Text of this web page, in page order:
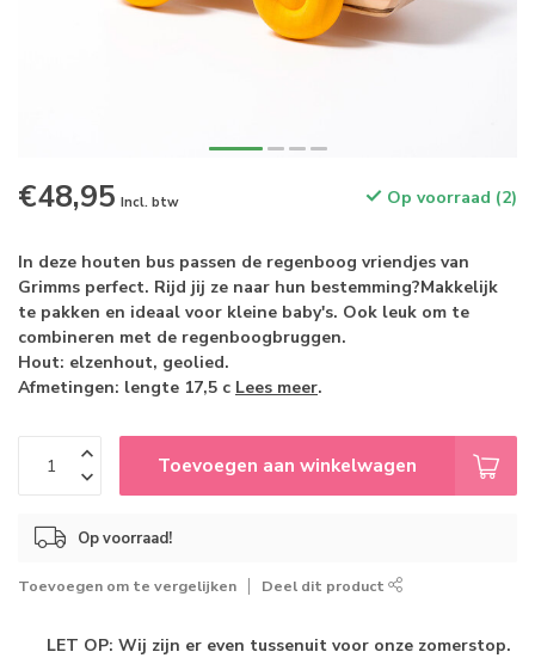
€48,95 Incl. btw Op voorraad (2)
In deze houten bus passen de regenboog vriendjes van
Grimms perfect. Rijd jij ze naar hun bestemming?Makkelijk
te pakken en ideaal voor kleine baby's. Ook leuk om te
combineren met de regenboogbruggen.
Hout: elzenhout, geolied.
Afmetingen: lengte 17,5 c Lees meer.
Toevoegen aan winkelwagen
Op voorraad!
Toevoegen om te vergelijken Deel dit product
LET OP: Wij zijn er even tussenuit voor onze zomerstop.